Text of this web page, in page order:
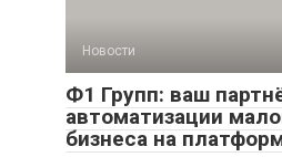
Новости
Ф1 Групп: ваш
автоматизации
бизнеса на